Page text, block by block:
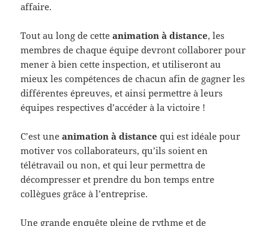
affaire.
Tout au long de cetteanimation à distance, les
membres de chaque équipe devront collaborer pour
mener à bien cette inspection, et utiliseront au
mieux les compétences de chacun afin de gagner les
différentes épreuves, et ainsi permettre à leurs
équipes respectives d’accéder à la victoire !
C’est uneanimation à distance qui est idéale pour
motiver vos collaborateurs, qu’ils soient en
télétravail ou non, et qui leur permettra de
décompresser et prendre du bon temps entre
collègues grâce à l’entreprise.
Une grande enquête pleine de rythme et de